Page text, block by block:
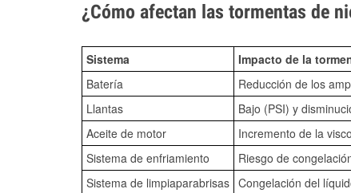
¿Cómo afectan las tormentas de
Sistema Impacto de la
Batería
Reducción de los
Llantas
Bajo (PSI) y
Aceite de motor
Incremento de la
Sistema de enfriamiento
Riesgo de
Sistema de limpiaparabrisas Congelación del